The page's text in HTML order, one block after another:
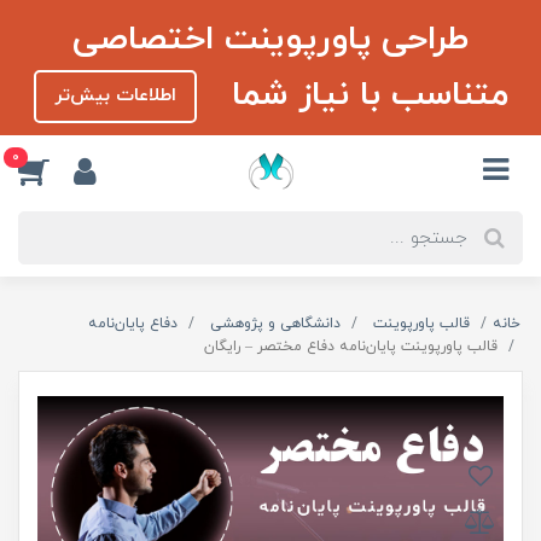
طراحی پاورپوینت اختصاصی
متناسب با نیاز شما
اطلاعات بیش‌تر
0
خانه قالب پاورپوینت دانشگاهی و پژوهشی
دفاع پایان‌نامه
قالب پاورپوینت پایان‌نامه دفاع مختصر – رایگان